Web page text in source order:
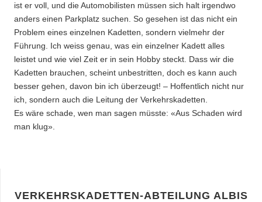
ist er voll, und die Automobilisten müssen sich halt irgendwo
anders einen Parkplatz suchen. So gesehen ist das nicht ein
Problem eines einzelnen Kadetten, sondern vielmehr der
Führung. Ich weiss genau, was ein einzelner Kadett alles
leistet und wie viel Zeit er in sein Hobby steckt. Dass wir die
Kadetten brauchen, scheint unbestritten, doch es kann auch
besser gehen, davon bin ich überzeugt! – Hoffentlich nicht nur
ich, sondern auch die Leitung der Verkehrskadetten.
Es wäre schade, wen man sagen müsste: «Aus Schaden wird
man klug».
VERKEHRSKADETTEN-ABTEILUNG ALBIS